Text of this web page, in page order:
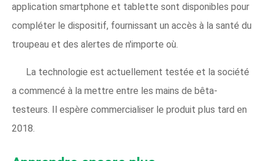
application smartphone et tablette sont disponibles pour
compléter le dispositif, fournissant un accès à la santé du
troupeau et des alertes de n'importe où.
La technologie est actuellement testée et la société
a commencé à la mettre entre les mains de bêta-
testeurs. Il espère commercialiser le produit plus tard en
2018.